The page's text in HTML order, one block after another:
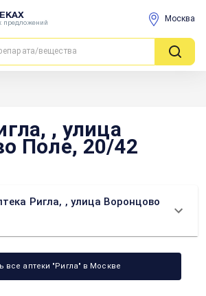
предложений Москва
, улица
Поле, 20/42
Ригла, , улица Воронцово
все аптеки "Ригла" в Москве